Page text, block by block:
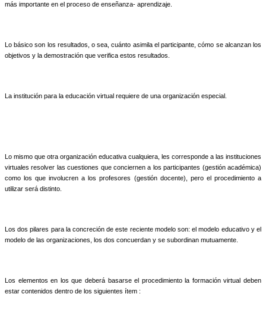
más importante en el proceso de enseñanza- aprendizaje.
Lo básico son los resultados, o sea, cuánto asimila el participante, cómo se alcanzan los
objetivos y la demostración que verifica estos resultados.
La institución para la educación virtual requiere de una organización especial.
Lo mismo que otra organización educativa cualquiera, les corresponde a las instituciones
virtuales resolver las cuestiones que conciernen a los participantes (gestión académica)
como los que involucren a los profesores (gestión docente), pero el procedimiento a
utilizar será distinto.
Los dos pilares para la concreción de este reciente modelo son: el modelo educativo y el
modelo de las organizaciones, los dos concuerdan y se subordinan mutuamente.
Los elementos en los que deberá basarse el procedimiento la formación virtual deben
estar contenidos dentro de los siguientes ítem :